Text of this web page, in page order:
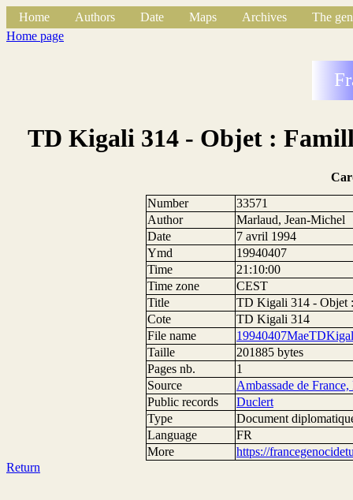
Home Authors Date Maps Archives
The
Home page
TD Kigali 314 - Objet :
Number
33571
Author
Marlaud, Jean-Michel
Date
7 avril 1994
Ymd
19940407
Time
21:10:00
Time zone
CEST
Title
TD Kigali 314 - Objet
Cote
TD Kigali 314
File name
Taille
201885 bytes
Pages nb.
1
Source
Ambassade de
Public records
Duclert
Type
Document
Language
FR
More
https://
Return